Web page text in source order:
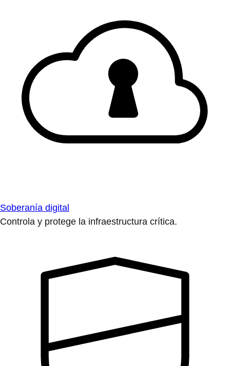
Soberanía digital
Controla y protege la infraestructura crítica.